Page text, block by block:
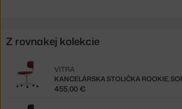
Z rovnakej kolekcie
KANCELÁRSKA STOLIČKA ROOKIE,
VITRA
455,00 €